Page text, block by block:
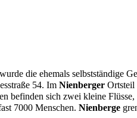
die ehemals selbstständige
54. Im Nienberger Ortsteil
befinden sich zwei kleine Flüsse,
7000 Menschen. Nienberge